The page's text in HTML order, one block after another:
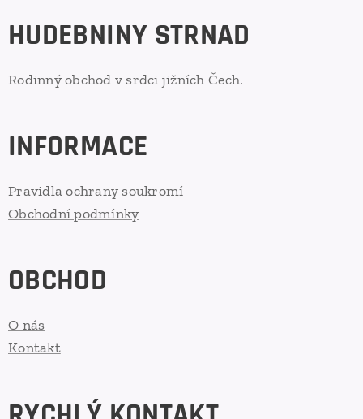
HUDEBNINY STRNAD
Rodinný obchod v srdci jižních Čech.
INFORMACE
Pravidla ochrany soukromí
Obchodní podmínky
OBCHOD
O nás
Kontakt